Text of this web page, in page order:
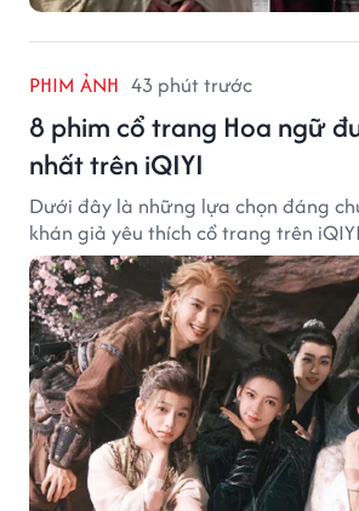
PHIM ẢNH 43 phút trước
8 phim cổ trang Hoa ngữ
nhất trên iQIYI
Dưới đây là những lựa chọn đáng
khán giả yêu thích cổ trang trên